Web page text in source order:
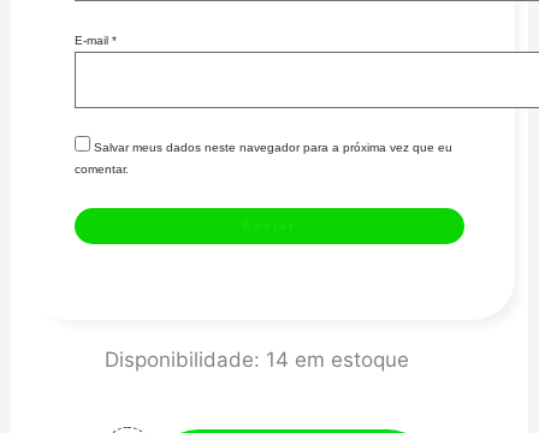
E-mail *
Salvar meus dados neste navegador para a próxima vez que eu
comentar.
Disponibilidade: 14 em estoque
12AN